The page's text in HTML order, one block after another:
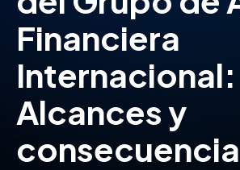
Financiera
Internacional:
Alcances y
consecuencia